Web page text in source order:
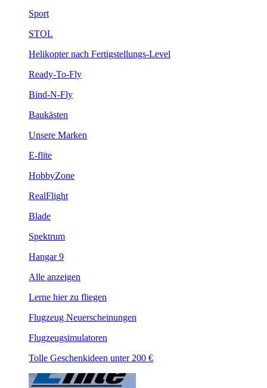
Sport
STOL
Helikopter nach Fertigstellungs-Level
Ready-To-Fly
Bind-N-Fly
Baukästen
Unsere Marken
E-flite
HobbyZone
RealFlight
Blade
Spektrum
Hangar 9
Alle anzeigen
Lerne hier zu fliegen
Flugzeug Neuerscheinungen
Flugzeugsimulatoren
Tolle Geschenkideen unter 200 €